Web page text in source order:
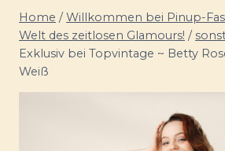
Home / Willkommen bei Pinup-
Welt des zeitlosen Glamours! /
Exklusiv bei Topvintage ~ Betty
Weiß